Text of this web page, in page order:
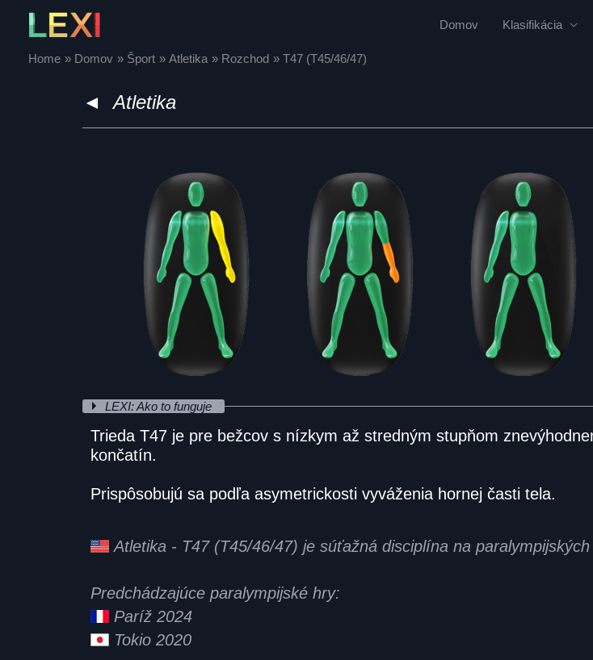
content
Domov Klasifikácia
Home Domov Šport Atletika Rozchod T47 (T45/46/47)
◄Atletika
LEXI: Ako to funguje
Trieda T47 je pre bežcov s nízkym až stredným stupňom
končatín.
Prispôsobujú sa podľa asymetrickosti vyváženia hornej časti tela.
Atletika - T47 (T45/46/47) je súťažná disciplína na
Predchádzajúce paralympijské hry:
Paríž 2024
Tokio 2020